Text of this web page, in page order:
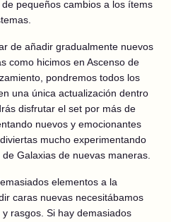
pequeños cambios a los ítems
de añadir gradualmente nuevos
como hicimos en Ascenso de
pondremos todos los
una única actualización dentro
disfrutar el set por más de
nuevos y emocionantes
mucho experimentando
Galaxias de nuevas maneras.
elementos a la
caras nuevas necesitábamos
rasgos. Si hay demasiados